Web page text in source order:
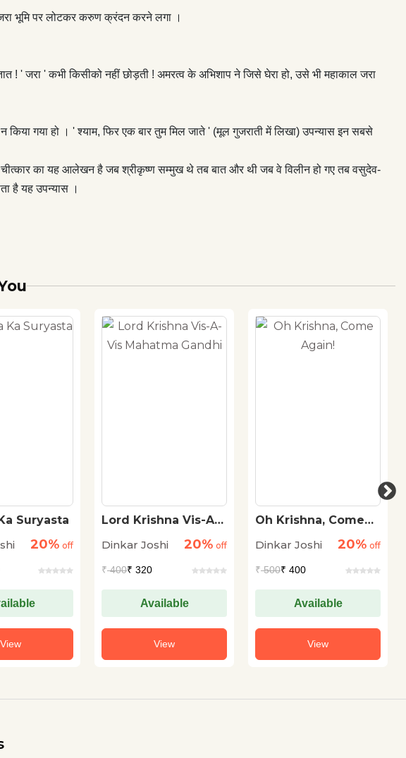
श्रीकृष्ण सम्मुख
अश्‍वत्थामा,
भूमि पर लोटकर करुण क्रंदन करने लगा ।
! ' जरा ' कभी किसीको नहीं छोड़ती ! अमरत्व के अभिशाप ने जिसे घेरा हो, उसे भी महाकाल जरा
किया गया हो । ' श्याम, फिर एक बार तुम मिल जाते ' (मूल गुजराती में लिखा) उपन्यास इन सबसे
के चीत्कार का यह आलेखन है जब श्रीकृष्ण सम्मुख थे तब बात और थी जब वे विलीन हो गए तब वसुदेव-
है यह उपन्यास ।
Suryasta
20% off
View
Lord Krishna Vis-A-
Dinkar Joshi
20% off
₹400₹ 320
Available
View
Oh Krishna, Come
Dinkar Joshi
20% off
₹500₹ 400
Available
View